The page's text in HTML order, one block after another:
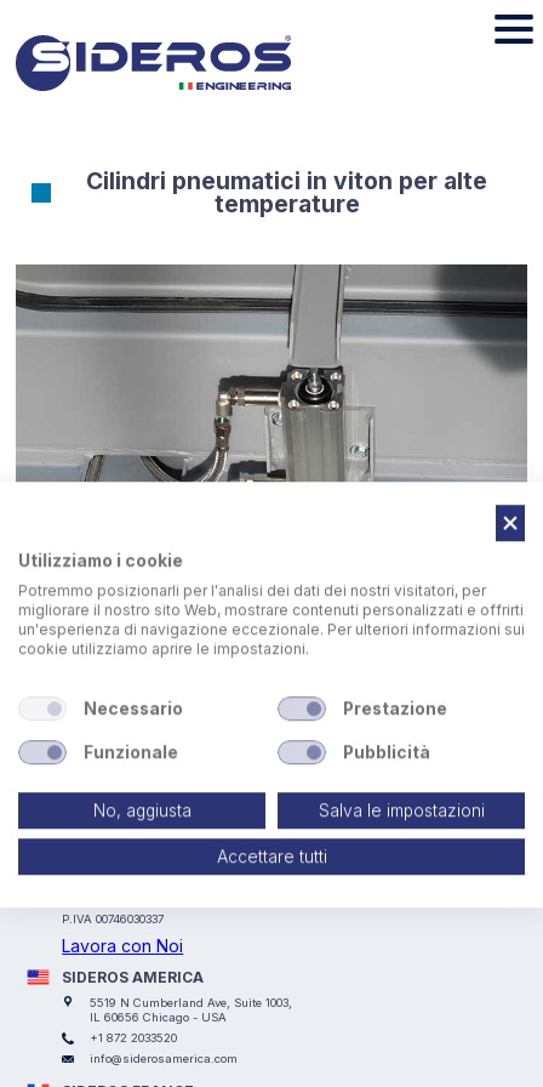
Cilindri pneumatici in viton per alte
temperature
SIDEROS ENGINEERING
Via I° Maggio, 69, I Casoni, 29027 Podenzano (PC) - ITALY
+39 0523 524066
P.IVA 00746030337
Lavora con Noi
SIDEROS AMERICA
5519 N Cumberland Ave, Suite 1003,
IL 60656 Chicago - USA
+1 872 2033520
info@siderosamerica.com
Utilizziamo i cookie
Potremmo posizionarli per l'analisi dei dati dei nostri visitatori, per
migliorare il nostro sito Web, mostrare contenuti personalizzati e offrirti
un'esperienza di navigazione eccezionale. Per ulteriori informazioni sui
cookie utilizziamo aprire le impostazioni.
Necessario Prestazione
Funzionale Pubblicità
No, aggiusta Salva le impostazioni
Accettare tutti